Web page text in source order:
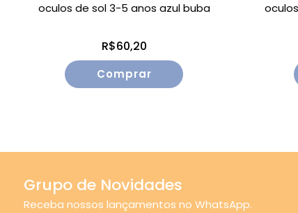
oculos de sol 3-5 anos azul buba
R$60,20
Grupo de Novidades
Receba nossos lançamentos no WhatsApp.